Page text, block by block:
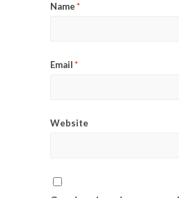
Name*
Email*
Website